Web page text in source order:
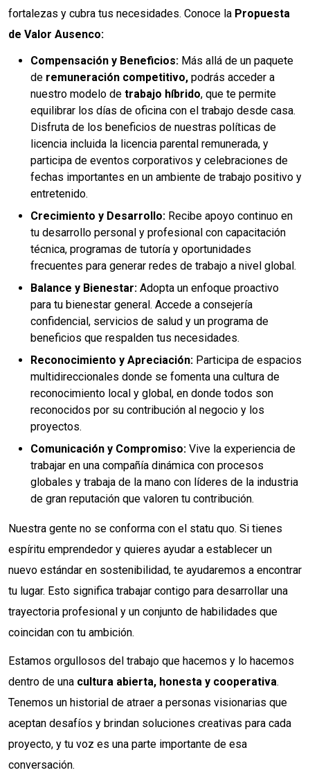
fortalezas y cubra tus necesidades. Conoce la Propuesta
de Valor Ausenco:
Compensación y Beneficios: Más allá de un paquete
de remuneración competitivo, podrás acceder a
nuestro modelo de trabajo híbrido, que te permite
equilibrar los días de oficina con el trabajo desde casa.
Disfruta de los beneficios de nuestras políticas de
licencia incluida la licencia parental remunerada, y
participa de eventos corporativos y celebraciones de
fechas importantes en un ambiente de trabajo positivo y
entretenido.
Crecimiento y Desarrollo: Recibe apoyo continuo en
tu desarrollo personal y profesional con capacitación
técnica, programas de tutoría y oportunidades
frecuentes para generar redes de trabajo a nivel global.
Balance y Bienestar: Adopta un enfoque proactivo
para tu bienestar general. Accede a consejería
confidencial, servicios de salud y un programa de
beneficios que respalden tus necesidades.
Reconocimiento y Apreciación: Participa de espacios
multidireccionales donde se fomenta una cultura de
reconocimiento local y global, en donde todos son
reconocidos por su contribución al negocio y los
proyectos.
Comunicación y Compromiso: Vive la experiencia de
trabajar en una compañía dinámica con procesos
globales y trabaja de la mano con líderes de la industria
de gran reputación que valoren tu contribución.
Nuestra gente no se conforma con el statu quo. Si tienes
espíritu emprendedor y quieres ayudar a establecer un
nuevo estándar en sostenibilidad, te ayudaremos a encontrar
tu lugar. Esto significa trabajar contigo para desarrollar una
trayectoria profesional y un conjunto de habilidades que
coincidan con tu ambición.
Estamos orgullosos del trabajo que hacemos y lo hacemos
dentro de una cultura abierta, honesta y cooperativa.
Tenemos un historial de atraer a personas visionarias que
aceptan desafíos y brindan soluciones creativas para cada
proyecto, y tu voz es una parte importante de esa
conversación.